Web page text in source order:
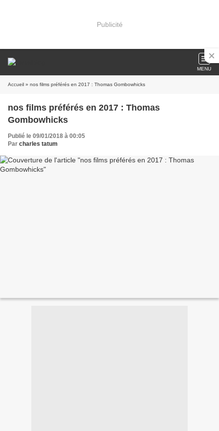
Publicité
MENU
Accueil » nos films préférés en 2017 : Thomas Gombowhicks
nos films préférés en 2017 : Thomas
Gombowhicks
Publié le 09/01/2018 à 00:05
Par charles tatum